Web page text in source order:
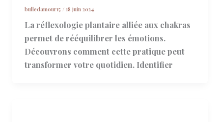
bulledamour15 / 18 juin 2024
La réflexologie plantaire alliée aux chakras
permet de rééquilibrer les émotions.
Découvrons comment cette pratique peut
transformer votre quotidien. Identifier